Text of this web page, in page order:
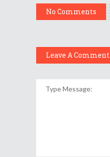
No Comments
Leave A Comment